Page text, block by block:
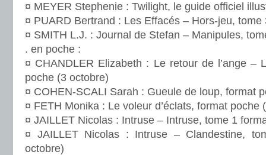
¤ MEYER Stephenie : Twilight, le guide officiel
¤ PUARD Bertrand : Les Effacés – Hors-jeu, tome
¤ SMITH L.J. : Journal de Stefan – Manipules,
. en poche :
¤ CHANDLER Elizabeth : Le retour de l’ange –
poche (3 octobre)
¤ COHEN-SCALI Sarah : Gueule de loup, format
¤ FETH Monika : Le voleur d’éclats, format poche
¤ JAILLET Nicolas : Intruse – Intruse, tome 1
¤ JAILLET Nicolas : Intruse – Clandestine,
octobre)